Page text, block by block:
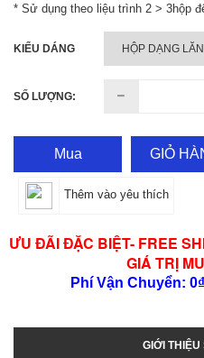
* Sử dụng theo liệu trình 2 > 3hộp
KIỂU DÁNG
SỐ LƯỢNG:
Mua GIỎ
Thêm vào yêu thích
ƯU ĐÃI ĐẶC BIỆT- FREE
GIÁ TRỊ
Phí Vận Chuyển:
GIỚI